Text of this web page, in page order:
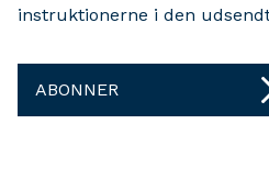
instruktionerne i den
ABONNER